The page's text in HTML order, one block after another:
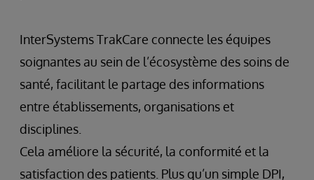
InterSystems TrakCare connecte les équipes
soignantes au sein de l’écosystème des soins de
santé, facilitant le partage des informations
entre établissements, organisations et
disciplines.
Cela améliore la sécurité, la conformité et la
satisfaction des patients. Plus qu’un simple DPI,